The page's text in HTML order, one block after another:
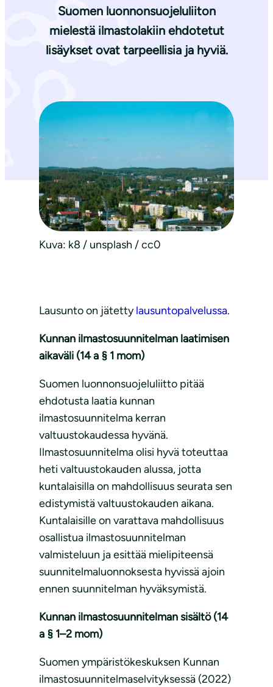
Suomen luonnonsuojeluliiton
mielestä ilmastolakiin ehdotetut
lisäykset ovat tarpeellisia ja hyviä.
Kuva: k8 / unsplash / cc0
Lausunto on jätettylausuntopalvelussa.
Kunnan ilmastosuunnitelman laatimisen
aikaväli (14 a § 1 mom)
Suomen luonnonsuojeluliitto pitää
ehdotusta laatia kunnan
ilmastosuunnitelma kerran
valtuustokaudessa hyvänä.
Ilmastosuunnitelma olisi hyvä toteuttaa
heti valtuustokauden alussa, jotta
kuntalaisilla on mahdollisuus seurata sen
edistymistä valtuustokauden aikana.
Kuntalaisille on varattava mahdollisuus
osallistua ilmastosuunnitelman
valmisteluun ja esittää mielipiteensä
suunnitelmaluonnoksesta hyvissä ajoin
ennen suunnitelman hyväksymistä.
Kunnan ilmastosuunnitelman sisältö (14
a § 1–2 mom)
Suomen ympäristökeskuksen Kunnan
ilmastosuunnitelmaselvityksessä (2022)